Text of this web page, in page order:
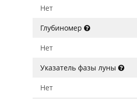
Нет
Глубиномер
Нет
Указатель фазы луны
Нет